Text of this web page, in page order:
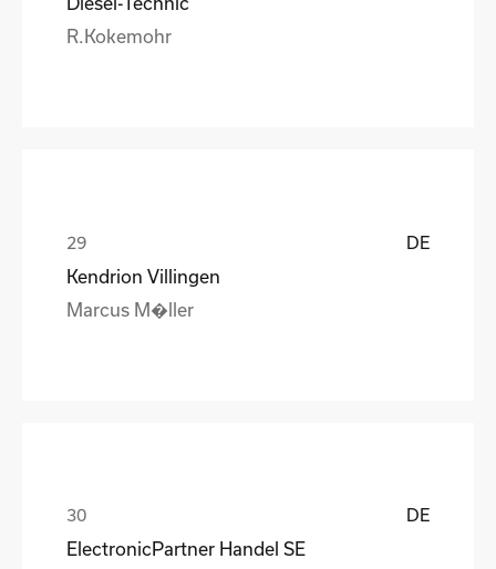
R.Kokemohr
DE
Kendrion Villingen
Marcus M�ller
DE
ElectronicPartner Handel SE